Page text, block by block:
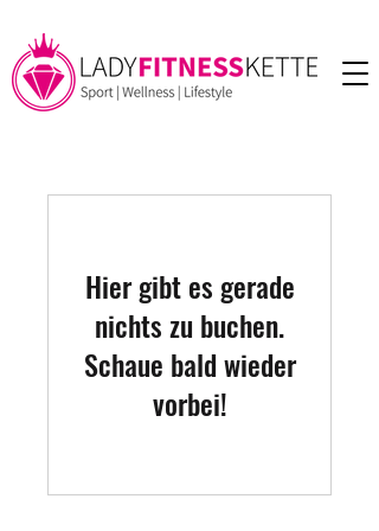
Hier gibt es gerade
nichts zu buchen.
Schaue bald wieder
vorbei!